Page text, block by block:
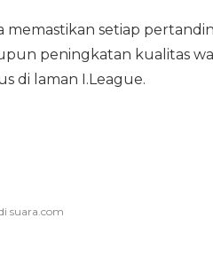
memastikan setiap
peningkatan kualitas
di laman I.League.